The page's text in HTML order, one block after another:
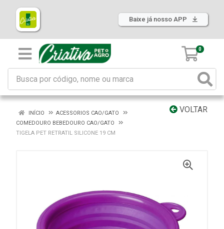
Baixe já nosso APP
0
VOLTAR
INÍCIO
ACESSORIOS CAO/GATO
COMEDOURO BEBEDOURO CAO/GATO
TIGELA PET RETRATIL SILICONE 19 CM